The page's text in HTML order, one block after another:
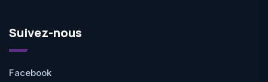
Suivez-nous
Facebook